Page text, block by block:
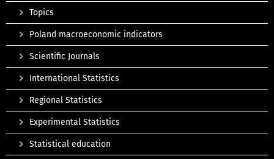
Topics
Poland macroeconomic indicators
Scientific Journals
International Statistics
Regional Statistics
Experimental Statistics
Statistical education